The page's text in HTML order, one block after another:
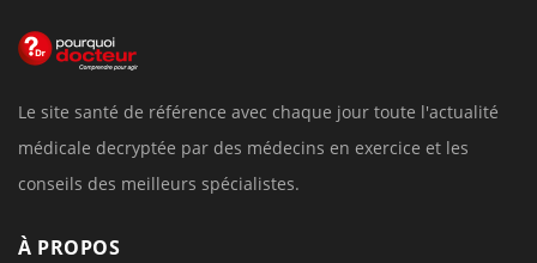
Le site santé de référence avec chaque jour toute l'actualité
médicale decryptée par des médecins en exercice et les
conseils des meilleurs spécialistes.
À PROPOS